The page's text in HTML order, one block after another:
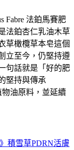
Fabre 法鉑馬賽肥
法鉑杏仁乳油木草
草橄欖草本皂這個
立至今，仍堅持遵
句話就是「好的肥
堅持與傳承
物油原料，並延續
積雪草PDRN活膚